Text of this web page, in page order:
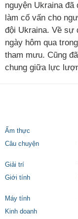
nguyện Ukraina
làm cố vấn cho
đội Ukraina. Về sự
ngày hôm qua
tham mưu. Cũng
chung giữa lực
Ẩm thực
Câu chuyện
Giải trí
Giới tính
Máy tính
Kinh doanh